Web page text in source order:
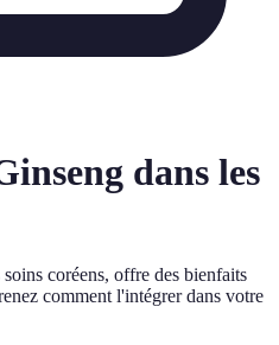
dans les
coréens, offre des bienfaits
comment l'intégrer dans votre